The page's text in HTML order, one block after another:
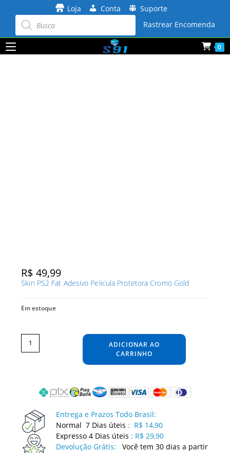
conteúdo
Loja Conta Suporte
Pesquisar
produtos Rastrear Encomenda
0
R$ 49,99
Skin PS2 Fat Adesivo Pelicula Protetora Cromo Gold
Em estoque
Skin
PS2
Fat
Adesivo
Protetora
ADICIONAR AO
CARRINHO
Entrega e Prazos Todo Brasil:
Normal 7 Dias úteis : R$ 14,90
Expresso 4 Dias úteis : R$ 29,90
Devolução Grátis:
Você tem 30 dias a partir